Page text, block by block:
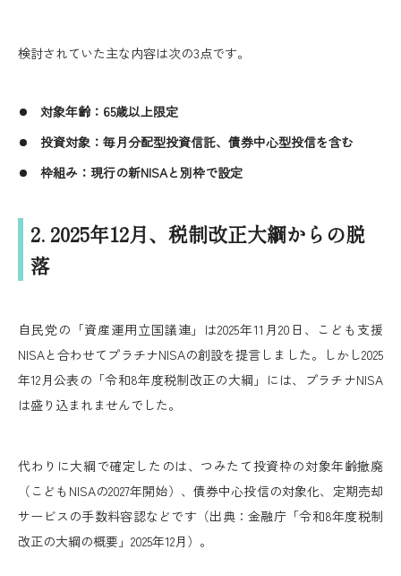
検討されていた主な内容は次の3点です。
対象年齢：65歳以上限定
投資対象：毎月分配型投資信託、債券中心型投信を含む
枠組み：現行の新NISAと別枠で設定
2. 2025年12月、税制改正大綱からの脱
落
自民党の「資産運用立国議連」は2025年11月20日、こども支援
NISAと合わせてプラチナNISAの創設を提言しました。しかし2025
年12月公表の「令和8年度税制改正の大綱」には、プラチナNISA
は盛り込まれませんでした。
代わりに大綱で確定したのは、つみたて投資枠の対象年齢撤廃
（こどもNISAの2027年開始）、債券中心投信の対象化、定期売却
サービスの手数料容認などです（出典：金融庁「令和8年度税制
改正の大綱の概要」2025年12月）。